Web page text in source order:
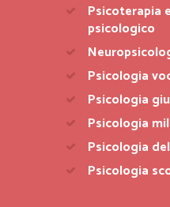
Psicoterapia
psicologico
Psicologia
Psicologia
Psicologia
Psicologia
Psicologia